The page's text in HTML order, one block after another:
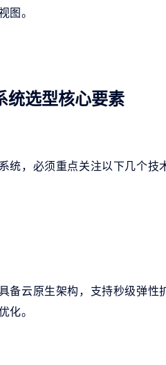
图。
统选型核心要素
统，必须重点关注以下几个技
备云原生架构，支持秒级弹
化。